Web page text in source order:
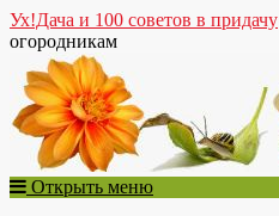
Ух!Дача и 100 советов в придачу
огородникам
Открыть меню